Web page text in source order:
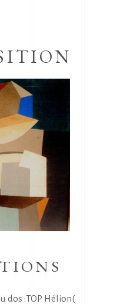
dos :TOP Hélion(